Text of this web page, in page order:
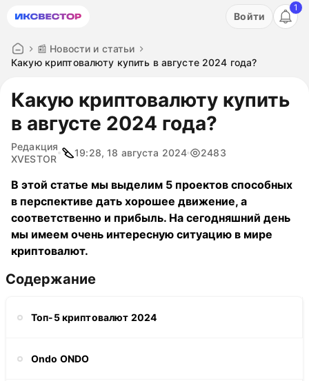
Акция: бесплатный пробный период на 3 дня!
Войти
1
📰 Новости и статьи
Какую криптовалюту купить в августе 2024 года?
Какую криптовалюту купить
в августе 2024 года?
Редакция
XVESTOR
19:28, 18 августа 2024 2483
В этой статье мы выделим 5 проектов способных
в перспективе дать хорошее движение, а
соответственно и прибыль. На сегодняшний день
мы имеем очень интересную ситуацию в мире
криптовалют.
Содержание
Топ-5 криптовалют 2024
Ondo ONDO